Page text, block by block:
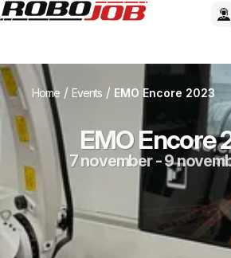
Home / Events / EMO Encore 2023
EMO Encore
7 november - 9